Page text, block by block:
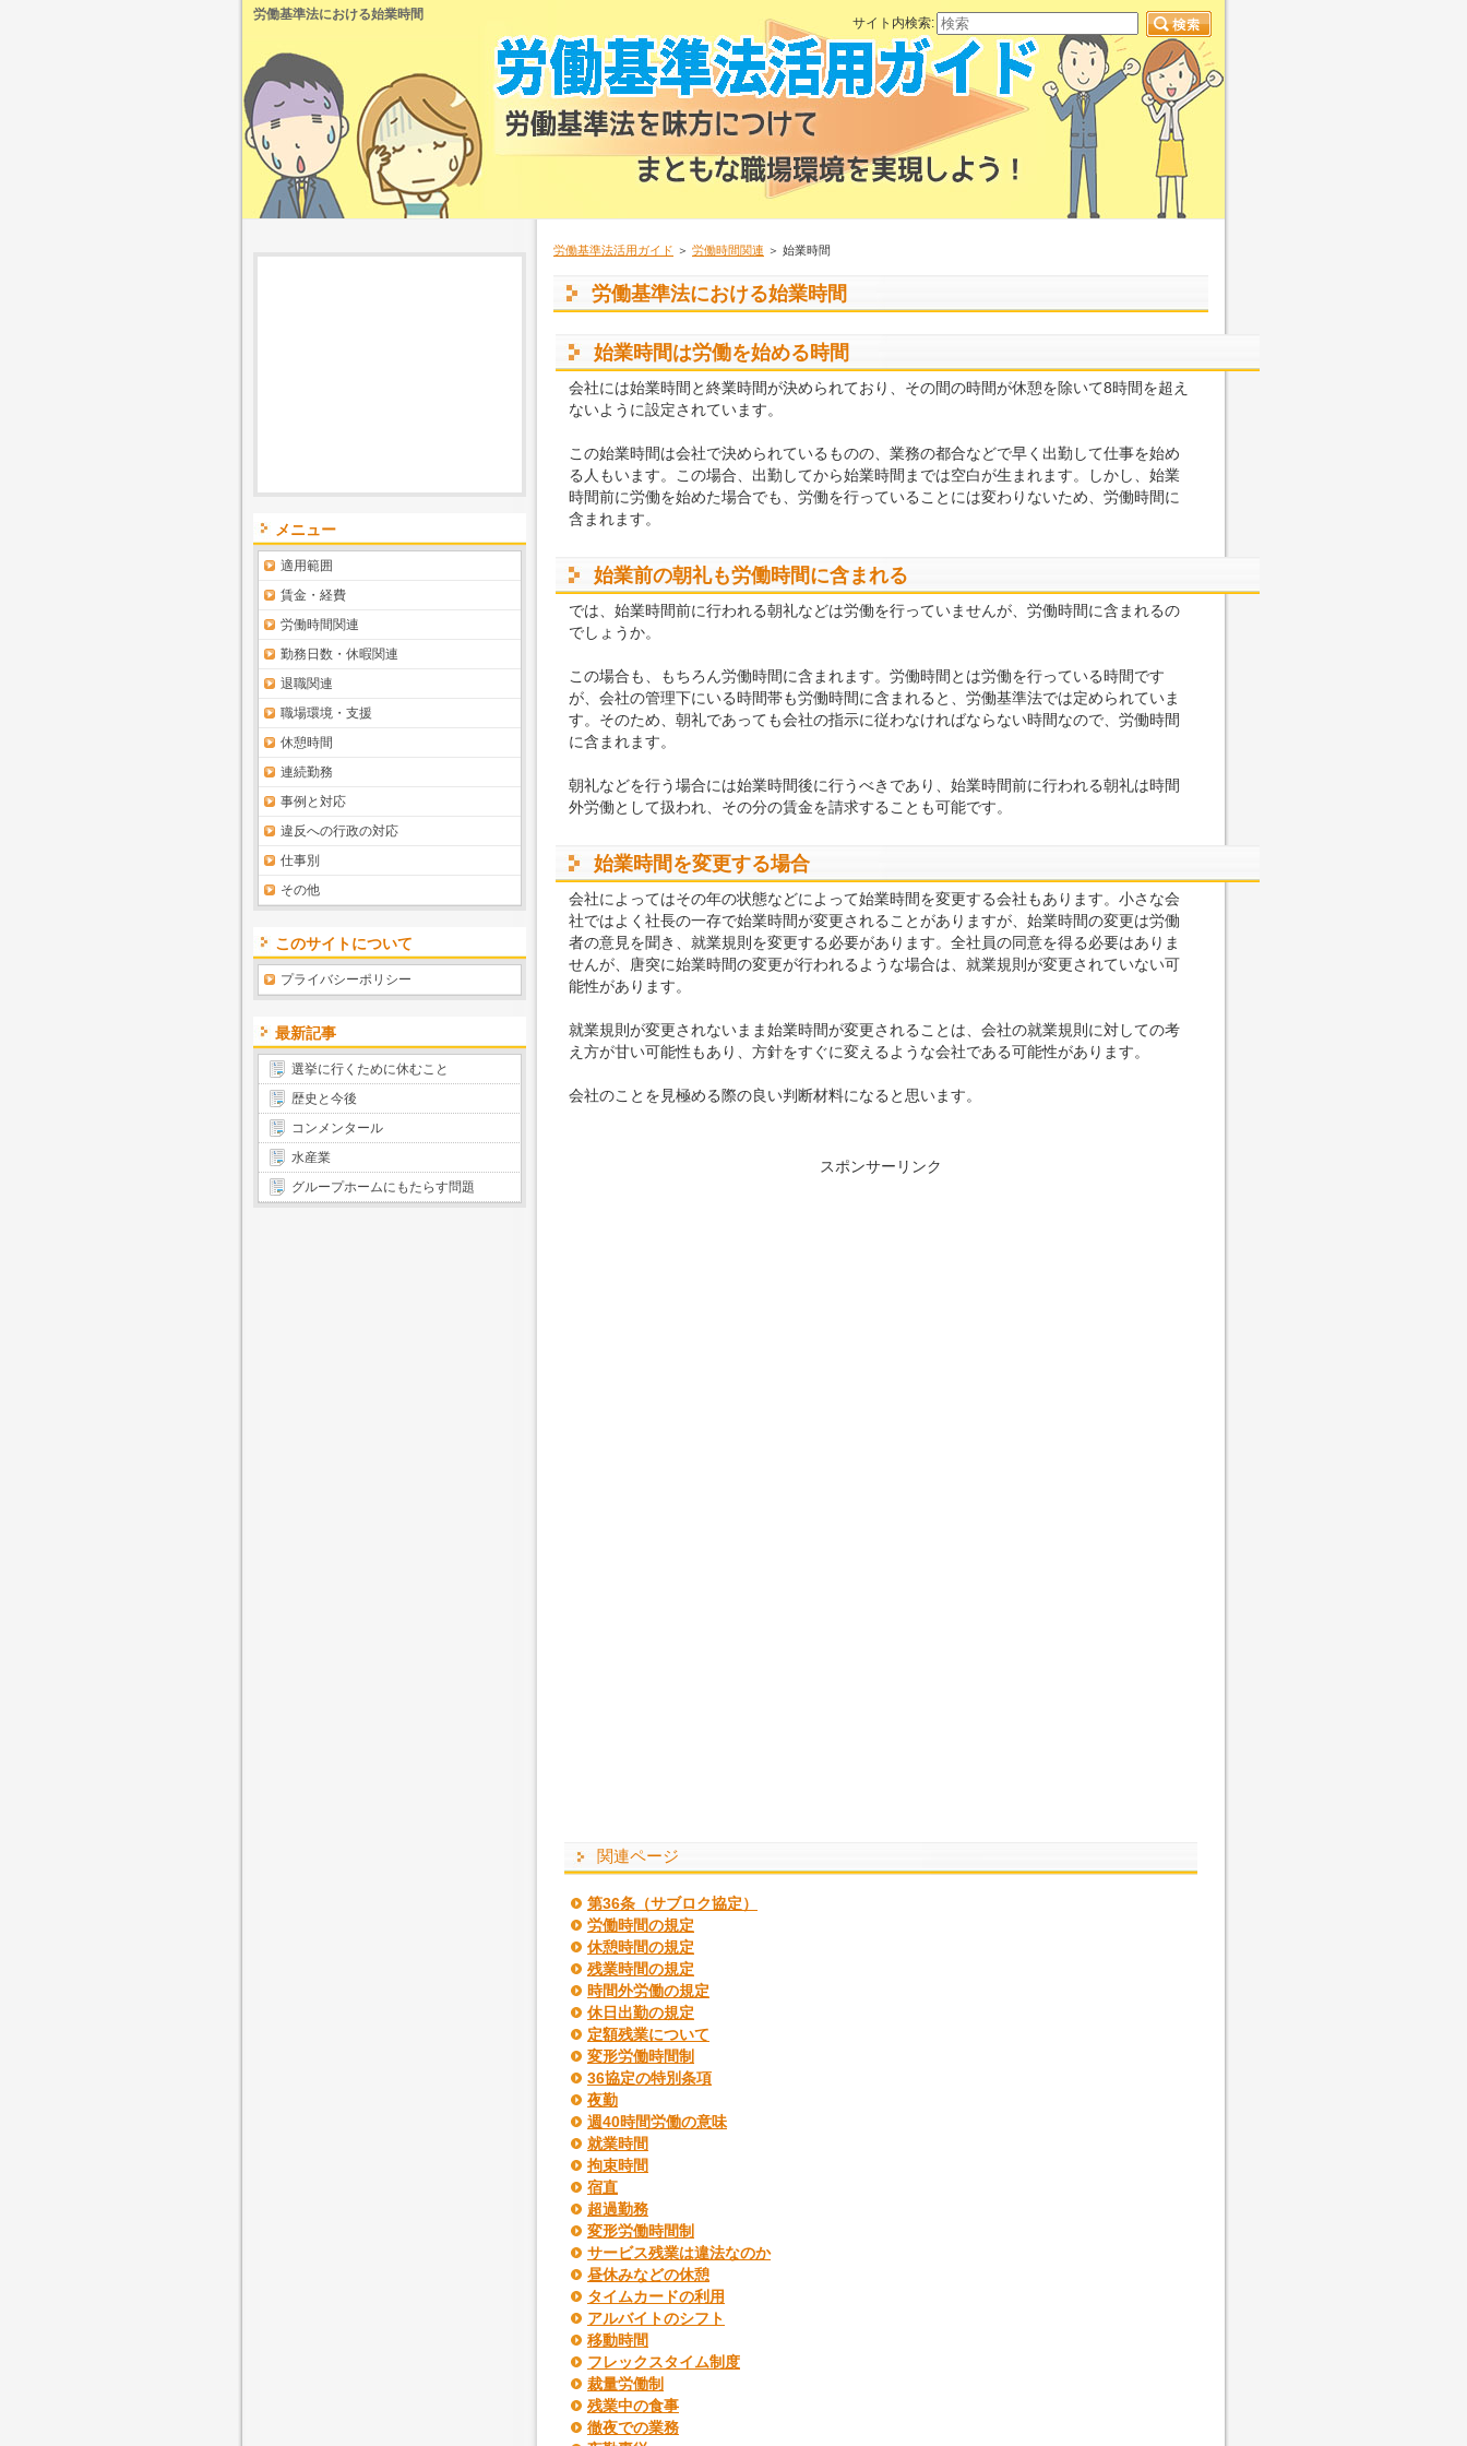
労働基準法における始業時間
労働基準法活用ガイド ＞ 労働時間関連 ＞ 始業時間
労働基準法における始業時間
始業時間は労働を始める時間
会社には始業時間と終業時間が決められており、その間の時間が休憩を除いて8時間を超え
ないように設定されています。
この始業時間は会社で決められているものの、業務の都合などで早く出勤して仕事を始め
る人もいます。この場合、出勤してから始業時間までは空白が生まれます。しかし、始業
時間前に労働を始めた場合でも、労働を行っていることには変わりないため、労働時間に
含まれます。
始業前の朝礼も労働時間に含まれる
では、始業時間前に行われる朝礼などは労働を行っていませんが、労働時間に含まれるの
でしょうか。
この場合も、もちろん労働時間に含まれます。労働時間とは労働を行っている時間です
が、会社の管理下にいる時間帯も労働時間に含まれると、労働基準法では定められていま
す。そのため、朝礼であっても会社の指示に従わなければならない時間なので、労働時間
に含まれます。
朝礼などを行う場合には始業時間後に行うべきであり、始業時間前に行われる朝礼は時間
外労働として扱われ、その分の賃金を請求することも可能です。
始業時間を変更する場合
会社によってはその年の状態などによって始業時間を変更する会社もあります。小さな会
社ではよく社長の一存で始業時間が変更されることがありますが、始業時間の変更は労働
者の意見を聞き、就業規則を変更する必要があります。全社員の同意を得る必要はありま
せんが、唐突に始業時間の変更が行われるような場合は、就業規則が変更されていない可
能性があります。
就業規則が変更されないまま始業時間が変更されることは、会社の就業規則に対しての考
え方が甘い可能性もあり、方針をすぐに変えるような会社である可能性があります。
会社のことを見極める際の良い判断材料になると思います。
スポンサーリンク
関連ページ
第36条（サブロク協定）
労働時間の規定
休憩時間の規定
残業時間の規定
時間外労働の規定
休日出勤の規定
定額残業について
変形労働時間制
36協定の特別条項
夜勤
週40時間労働の意味
就業時間
拘束時間
宿直
超過勤務
変形労働時間制
サービス残業は違法なのか
昼休みなどの休憩
タイムカードの利用
アルバイトのシフト
移動時間
フレックスタイム制度
裁量労働制
残業中の食事
徹夜での業務
メニュー
適用範囲
賃金・経費
労働時間関連
勤務日数・休暇関連
退職関連
職場環境・支援
休憩時間
連続勤務
事例と対応
違反への行政の対応
仕事別
その他
このサイトについて
プライバシーポリシー
最新記事
選挙に行くために休むこと
歴史と今後
コンメンタール
水産業
グループホームにもたらす問題
サイト内検索: